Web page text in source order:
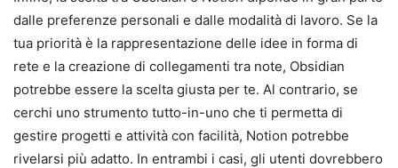
dalle preferenze personali e dalle modalità di lavoro. Se la
tua priorità è la rappresentazione delle idee in forma di
rete e la creazione di collegamenti tra note, Obsidian
potrebbe essere la scelta giusta per te. Al contrario, se
cerchi uno strumento tutto-in-uno che ti permetta di
gestire progetti e attività con facilità, Notion potrebbe
rivelarsi più adatto. In entrambi i casi, gli utenti dovrebbero